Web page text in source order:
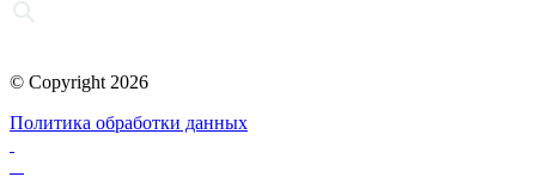
© Copyright 2026
Политика обработки данных